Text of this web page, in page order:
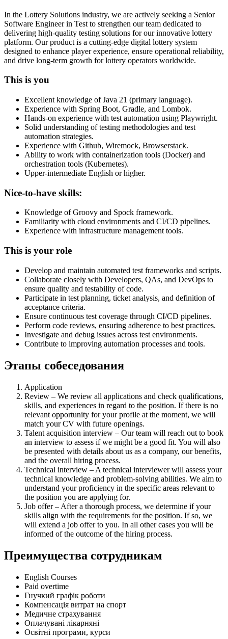
In the Lottery Solutions industry, we are actively seeking a Senior
Software Engineer in Test to strengthen our team dedicated to
delivering high-quality testing solutions for our innovative lottery
platform. Our product is a cutting-edge digital lottery system
designed to enhance player experience, ensure operational reliability,
and drive long-term growth for lottery operators worldwide.
This is you
Excellent knowledge of Java 21 (primary language).
Experience with Spring Boot, Gradle, and Lombok.
Hands-on experience with test automation using Playwright.
Solid understanding of testing methodologies and test
automation strategies.
Experience with Github, Wiremock, Browserstack.
Ability to work with containerization tools (Docker) and
orchestration tools (Kubernetes).
Upper-intermediate English or higher.
Nice-to-have skills:
Knowledge of Groovy and Spock framework.
Familiarity with cloud environments and CI/CD pipelines.
Experience with infrastructure management tools.
This is your role
Develop and maintain automated test frameworks and scripts.
Collaborate closely with Developers, QAs, and DevOps to
ensure quality and testability of code.
Participate in test planning, ticket analysis, and definition of
acceptance criteria.
Ensure continuous test coverage through CI/CD pipelines.
Perform code reviews, ensuring adherence to best practices.
Investigate and debug issues across test environments.
Contribute to improving automation processes and tools.
Этапы собеседования
Application
Review – We review all applications and check qualifications,
skills, and experiences in regard to the position. If there is no
relevant opportunity for your profile at the moment, we will
match your CV with future openings.
Talent acquisition interview – Our team will reach out to book
an interview to assess if we might be a good fit. You will also
be presented with details about us as a company, our benefits,
and the overall hiring process.
Technical interview – A technical interviewer will assess your
technical knowledge and problem-solving abilities. We aim to
understand your proficiency in the specific areas relevant to
the position you are applying for.
Job offer – After a thorough process, we determine if your
skills align with the requirements for the position. If so, we
will extend a job offer to you. In all other cases you will be
informed of the outcome of the hiring process.
Преимущества сотрудникам
English Courses
Paid overtime
Гнучкий графік роботи
Компенсація витрат на спорт
Медичне страхування
Оплачувані лікарняні
Освітні програми, курси